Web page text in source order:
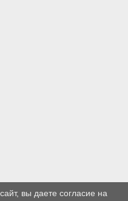
вы даете согласие на